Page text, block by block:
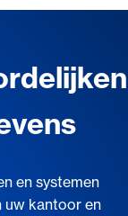
en systemen
uw kantoor en